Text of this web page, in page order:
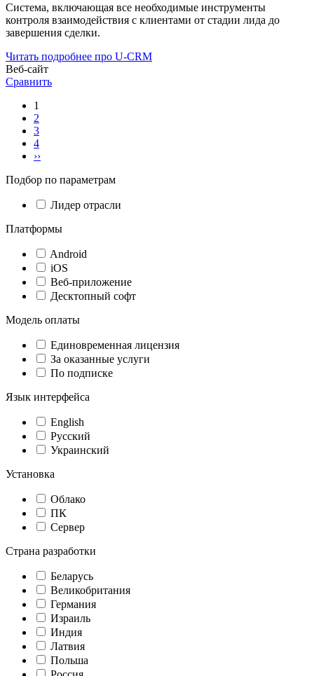
Система, включающая все необходимые инструменты
контроля взаимодействия с клиентами от стадии лида до
завершения сделки.
Читать подробнее про U-CRM
Веб-сайт
Сравнить
1
2
3
4
››
Подбор по параметрам
Лидер отрасли
Платформы
Android
iOS
Веб-приложение
Десктопный софт
Модель оплаты
Единовременная лицензия
За оказанные услуги
По подписке
Язык интерфейса
English
Русский
Украинский
Установка
Облако
ПК
Сервер
Страна разработки
Беларусь
Великобритания
Германия
Израиль
Индия
Латвия
Польша